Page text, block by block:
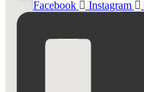
Facebook Instagram